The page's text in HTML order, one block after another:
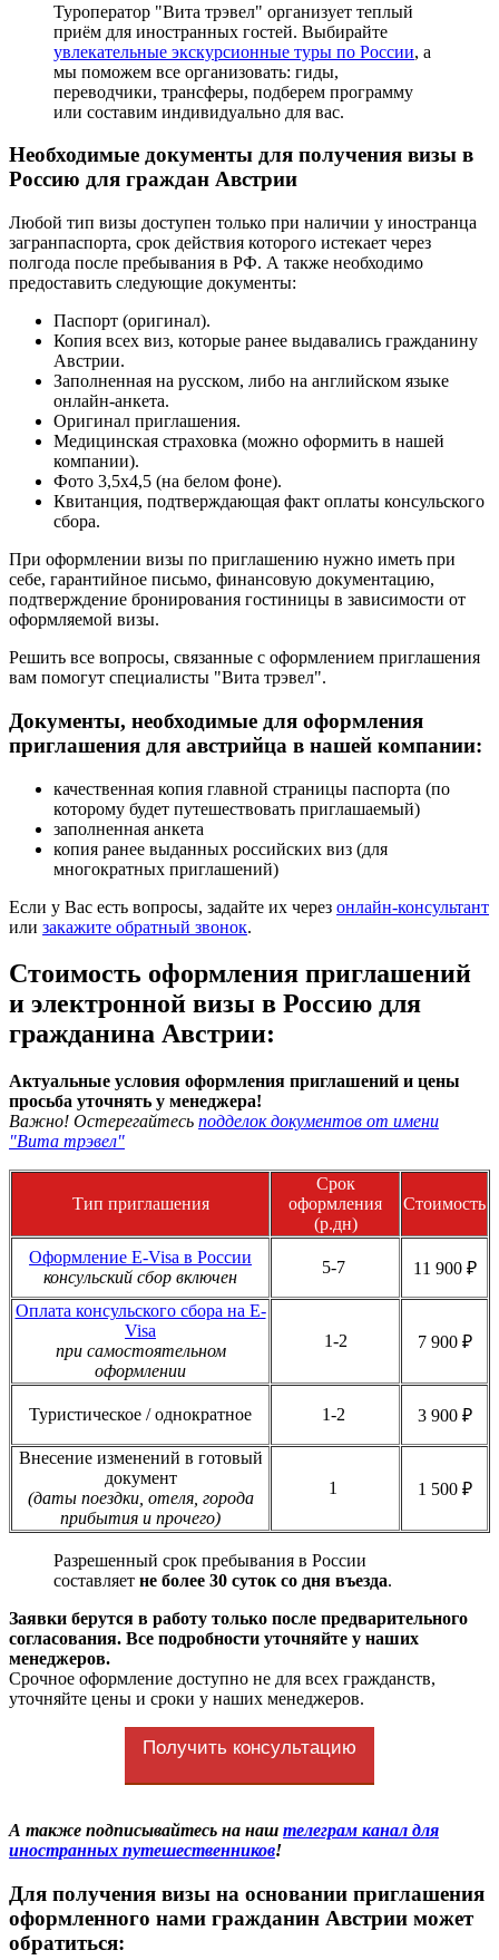
Туроператор "Вита трэвел" организует теплый
приём для иностранных гостей. Выбирайте
увлекательные экскурсионные туры по России, а
мы поможем все организовать: гиды,
переводчики, трансферы, подберем программу
или составим индивидуально для вас.
Необходимые документы для получения визы в
Россию для граждан Австрии
Любой тип визы доступен только при наличии у иностранца
загранпаспорта, срок действия которого истекает через
полгода после пребывания в РФ. А также необходимо
предоставить следующие документы:
Паспорт (оригинал).
Копия всех виз, которые ранее выдавались гражданину
Австрии.
Заполненная на русском, либо на английском языке
онлайн-анкета.
Оригинал приглашения.
Медицинская страховка (можно оформить в нашей
компании).
Фото 3,5х4,5 (на белом фоне).
Квитанция, подтверждающая факт оплаты консульского
сбора.
При оформлении визы по приглашению нужно иметь при
себе, гарантийное письмо, финансовую документацию,
подтверждение бронирования гостиницы в зависимости от
оформляемой визы.
Решить все вопросы, связанные с оформлением приглашения
вам помогут специалисты "Вита трэвел".
Документы, необходимые для оформления
приглашения для австрийца в нашей компании:
качественная копия главной страницы паспорта (по
которому будет путешествовать приглашаемый)
заполненная анкета
копия ранее выданных российских виз (для
многократных приглашений)
Если у Вас есть вопросы, задайте их через онлайн-консультант
или закажите обратный звонок.
Стоимость оформления приглашений
и электронной визы в Россию для
гражданина Австрии:
Актуальные условия оформления приглашений и цены
просьба уточнять у менеджера!
Важно! Остерегайтесь подделок документов от имени
"Вита трэвел"
Тип приглашения
Срок
оформления
(р.дн)
Стоимость
Оформление E-Visa в России
консульский сбор включен
5-7 11 900 ₽
Оплата консульского сбора на E-
Visa
при самостоятельном
оформлении
1-2 7 900 ₽
Туристическое / однократное 1-2 3 900 ₽
Внесение изменений в готовый
документ
(даты поездки, отеля, города
прибытия и прочего)
1 1 500 ₽
Разрешенный срок пребывания в России
составляет не более 30 суток со дня въезда.
Заявки берутся в работу только после предварительного
согласования. Все подробности уточняйте у наших
менеджеров.
Срочное оформление доступно не для всех гражданств,
уточняйте цены и сроки у наших менеджеров.
Получить консультацию
А также подписывайтесь на наш телеграм канал для
иностранных путешественников!
Для получения визы на основании приглашения
оформленного нами гражданин Австрии может
обратиться: